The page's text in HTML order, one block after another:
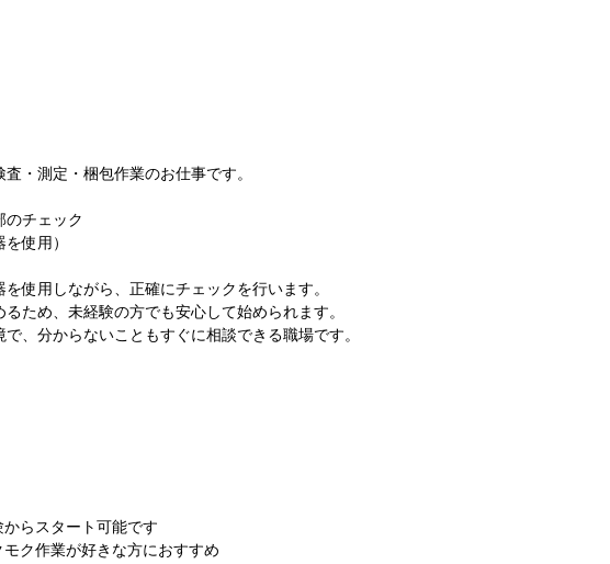
・測定・梱包作業のお仕事です。
のチェック
使用）
使用しながら、正確にチェックを行います。
ため、未経験の方でも安心して始められます。
、分からないこともすぐに相談できる職場です。
からスタート可能です
モク作業が好きな方におすすめ